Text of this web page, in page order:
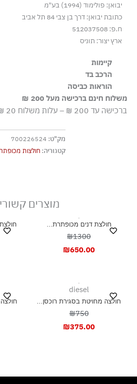
יבואן: פולימוד (1994) בע"מ
כתובת יבואן: דרך בן צבי 84 תל אביב
ח.פ: 512037508
ארץ יצור: תוניס
קיימות
המנוהלים באחריות ומיוצר בתהליך
שימוש חוזר ב-99.7% מהממסים והמים
הרכב בד
100% ליוסיל
הוראות כביסה
כביסה עדינה במכונה עד-30°C
ללא חומרי הלבנה, ללא השריה
גיהוץ בחום נמוך
אסור לנקות בניקוי יבש
משלוח חינם ברכישה מעל 200 ₪
ברכישה עד 200 ₪ – עלות משלוח 20 ₪
מק"ט: 700226524
קטגוריה: חולצות
מוצרים
חולצת דנים מכופתרת...
₪1300
₪650.00
diesel
חולצה מחויטת בסגירת רוכסן...
₪750
₪375.00